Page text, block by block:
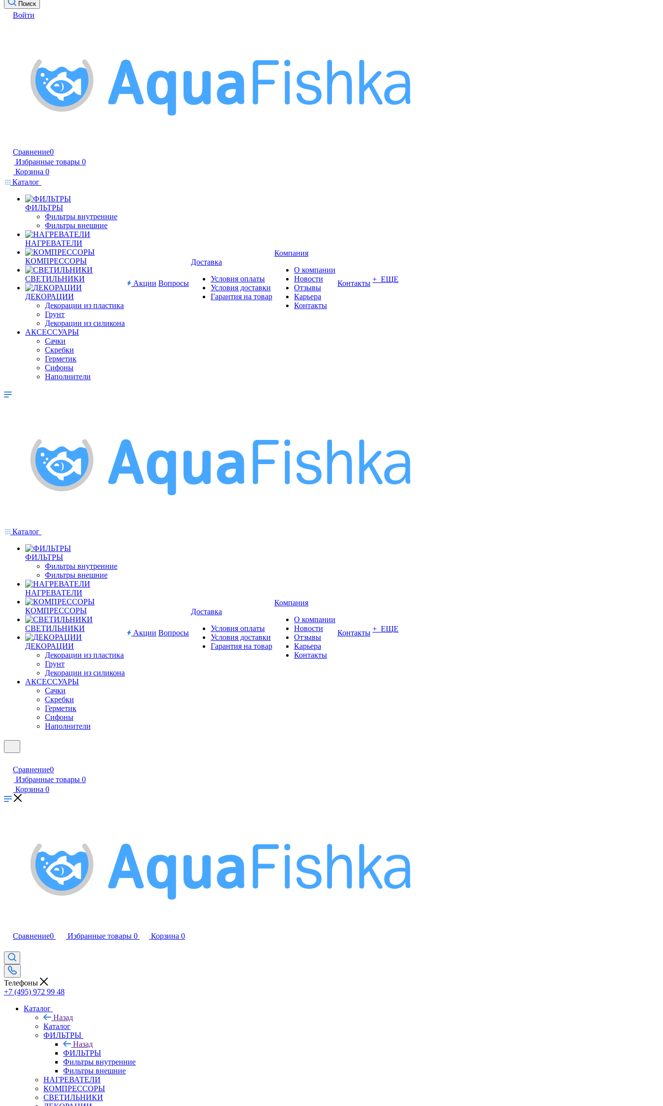
Поиск
Войти
Сравнение0
Избранные товары 0
Корзина 0
Каталог
ФИЛЬТРЫ
Фильтры внутренние
Фильтры внешние
НАГРЕВАТЕЛИ
КОМПРЕССОРЫ
СВЕТИЛЬНИКИ
ДЕКОРАЦИИ
Декорации из пластика
Грунт
Декорации из силикона
АКСЕССУАРЫ
Сачки
Скребки
Герметик
Сифоны
Наполнители
Акции Вопросы
Доставка
Условия оплаты
Условия доставки
Гарантия на товар
Компания
О компании
Новости
Отзывы
Карьера
Контакты
Контакты + ЕЩЕ
Каталог
ФИЛЬТРЫ
Фильтры внутренние
Фильтры внешние
НАГРЕВАТЕЛИ
КОМПРЕССОРЫ
СВЕТИЛЬНИКИ
ДЕКОРАЦИИ
Декорации из пластика
Грунт
Декорации из силикона
АКСЕССУАРЫ
Сачки
Скребки
Герметик
Сифоны
Наполнители
Акции Вопросы
Доставка
Условия оплаты
Условия доставки
Гарантия на товар
Компания
О компании
Новости
Отзывы
Карьера
Контакты
Контакты + ЕЩЕ
Сравнение0
Избранные товары 0
Корзина 0
Сравнение0 Избранные товары 0 Корзина 0
Телефоны
+7 (495) 972 99 48
Каталог
Назад
Каталог
ФИЛЬТРЫ
Назад
ФИЛЬТРЫ
Фильтры внутренние
Фильтры внешние
НАГРЕВАТЕЛИ
КОМПРЕССОРЫ
СВЕТИЛЬНИКИ